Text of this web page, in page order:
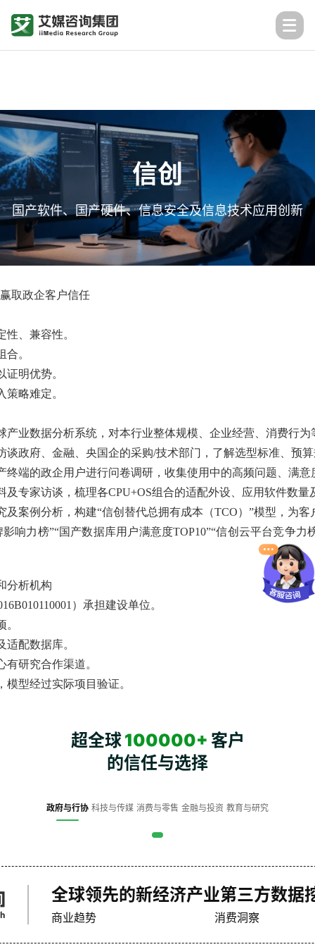
信创
国产软件、国产硬件、信息安全及信息技术应用创新
取政企客户信任
、兼容性。
。
明优势。
略难定。
业数据分析系统，对本行业整体规模、企业经营、消费行
政府、金融、央国企的采购/技术部门，了解选型标准、预
端的政企用户进行问卷调研，收集使用中的高频问题、满
专家访谈，梳理各CPU+OS组合的适配外设、应用软件数
案例分析，构建“信创替代总拥有成本（TCO）”模型，为
响力榜”“国产数据库用户满意度TOP10”“信创云平台竞争
分析机构
）承担建设单位。
配数据库。
研究合作渠道。
型经过实际项目验证。
超全球100000+ 客户
的信任与选择
政府与行协 科技与传媒 消费与零售 金融与投资 教育与研究
全球领先的新经济产业第三方数据
商业趋势 消费洞察